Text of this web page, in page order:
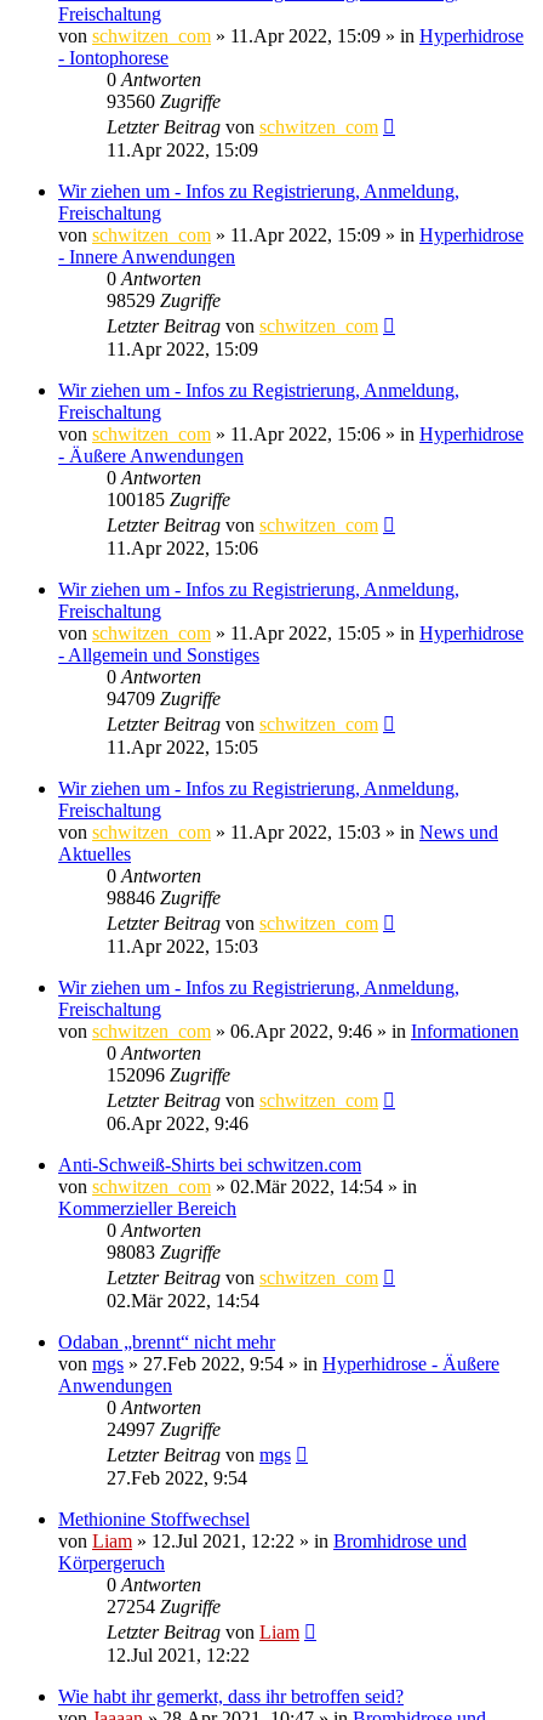
Freischaltung
von schwitzen_com » 11.Apr 2022, 15:09 » in Hyperhidrose
- Iontophorese
0 Antworten
93560 Zugriffe
Letzter Beitrag von schwitzen_com
11.Apr 2022, 15:09
Wir ziehen um - Infos zu Registrierung, Anmeldung,
Freischaltung
von schwitzen_com » 11.Apr 2022, 15:09 » in Hyperhidrose
- Innere Anwendungen
0 Antworten
98529 Zugriffe
Letzter Beitrag von schwitzen_com
11.Apr 2022, 15:09
Wir ziehen um - Infos zu Registrierung, Anmeldung,
Freischaltung
von schwitzen_com » 11.Apr 2022, 15:06 » in Hyperhidrose
- Äußere Anwendungen
0 Antworten
100185 Zugriffe
Letzter Beitrag von schwitzen_com
11.Apr 2022, 15:06
Wir ziehen um - Infos zu Registrierung, Anmeldung,
Freischaltung
von schwitzen_com » 11.Apr 2022, 15:05 » in Hyperhidrose
- Allgemein und Sonstiges
0 Antworten
94709 Zugriffe
Letzter Beitrag von schwitzen_com
11.Apr 2022, 15:05
Wir ziehen um - Infos zu Registrierung, Anmeldung,
Freischaltung
von schwitzen_com » 11.Apr 2022, 15:03 » in News und
Aktuelles
0 Antworten
98846 Zugriffe
Letzter Beitrag von schwitzen_com
11.Apr 2022, 15:03
Wir ziehen um - Infos zu Registrierung, Anmeldung,
Freischaltung
von schwitzen_com » 06.Apr 2022, 9:46 » in Informationen
0 Antworten
152096 Zugriffe
Letzter Beitrag von schwitzen_com
06.Apr 2022, 9:46
Anti-Schweiß-Shirts bei schwitzen.com
von schwitzen_com » 02.Mär 2022, 14:54 » in
Kommerzieller Bereich
0 Antworten
98083 Zugriffe
Letzter Beitrag von schwitzen_com
02.Mär 2022, 14:54
Odaban „brennt“ nicht mehr
von mgs » 27.Feb 2022, 9:54 » in Hyperhidrose - Äußere
Anwendungen
0 Antworten
24997 Zugriffe
Letzter Beitrag von mgs
27.Feb 2022, 9:54
Methionine Stoffwechsel
von Liam » 12.Jul 2021, 12:22 » in Bromhidrose und
Körpergeruch
0 Antworten
27254 Zugriffe
Letzter Beitrag von Liam
12.Jul 2021, 12:22
Wie habt ihr gemerkt, dass ihr betroffen seid?